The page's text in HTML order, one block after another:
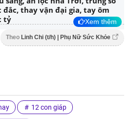
đắc, thay vận đại gia, tay ôm
tỷ
Xem thêm
Theo Linh Chi (t/h) | Phụ Nữ Sức Khỏe
12 con giáp